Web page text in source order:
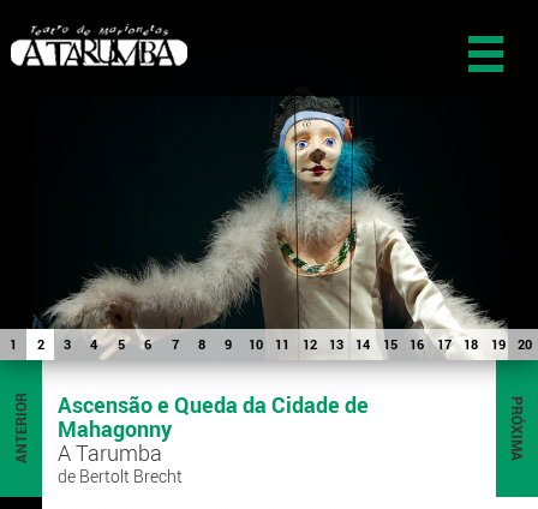
1 2 3 4 5 6 7 8 9 10 11 12 13 14 15 16 17 18 19 20
PRÓXIMA
ANTERIOR
Ascensão e Queda da Cidade de
Mahagonny
A Tarumba
de Bertolt Brecht